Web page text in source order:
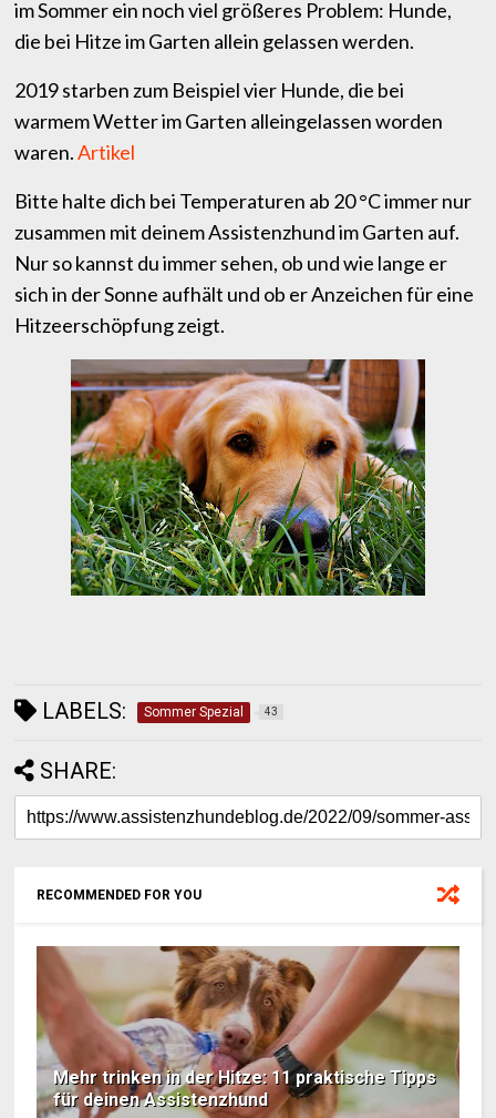
im Sommer ein noch viel größeres Problem: Hunde,
die bei Hitze im Garten allein gelassen werden.
2019 starben zum Beispiel vier Hunde, die bei
warmem Wetter im Garten alleingelassen worden
waren.Artikel
Bitte halte dich bei Temperaturen ab 20 °C immer nur
zusammen mit deinem Assistenzhund im Garten auf.
Nur so kannst du immer sehen, ob und wie lange er
sich in der Sonne aufhält und ob er Anzeichen für eine
Hitzeerschöpfung zeigt.
LABELS: Sommer Spezial 43
SHARE:
RECOMMENDED FOR YOU
Mehr trinken in der Hitze: 11 praktische Tipps
für deinen Assistenzhund